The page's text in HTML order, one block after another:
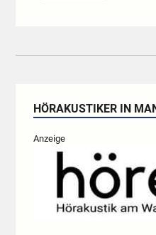
HÖRAKUSTIKER IN
Anzeige